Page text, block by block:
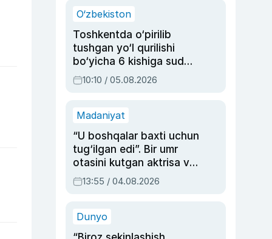
O‘zbekiston
Toshkentda o‘pirilib
tushgan yo‘l qurilishi
bo‘yicha 6 kishiga sud
hukmi o‘qildi
10:10 / 05.08.2026
Madaniyat
“U boshqalar baxti uchun
tug‘ilgan edi”. Bir umr
otasini kutgan aktrisa va
dublyaj ustasi Rimma
Ahmedovaning
13:55 / 04.08.2026
Dunyo